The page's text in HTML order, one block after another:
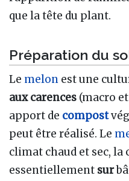
que la tête du plant.
Préparation du
Le melon est une
aux carences (macro
apport de compost
peut être réalisé. Le
climat chaud et sec, la
essentiellement sur